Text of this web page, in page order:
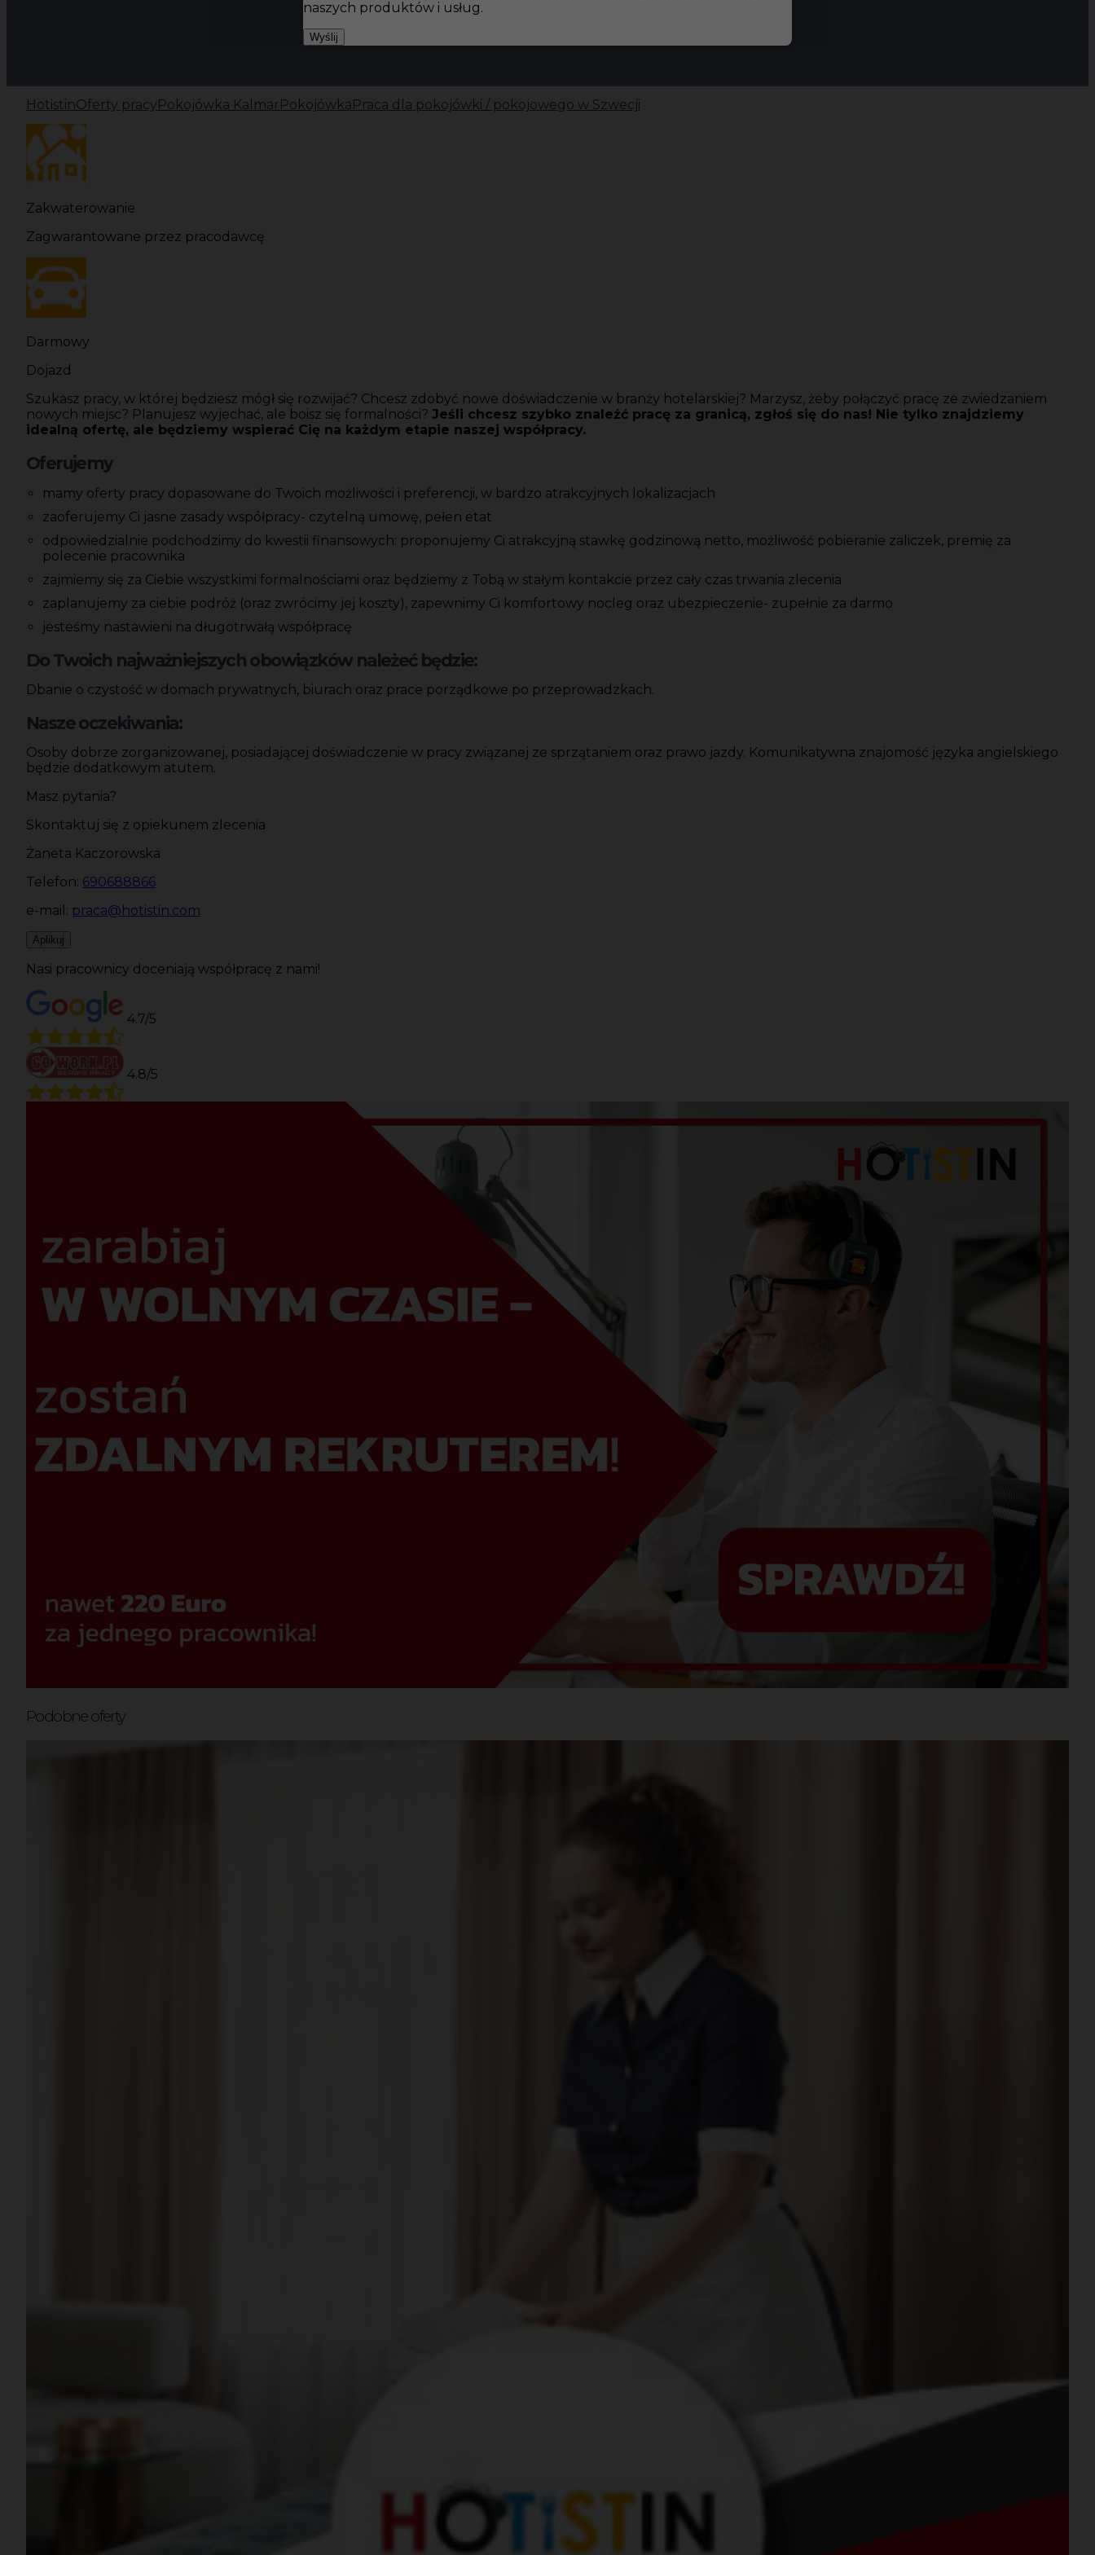
HotistinOferty pracy Pokojówka Kalmar Pokojówka Praca dla pokojówki / pokojowego w Szwecji
Zakwaterowanie
Zagwarantowane przez pracodawcę
Darmowy
Dojazd
Szukasz pracy, w której będziesz mógł się rozwijać? Chcesz zdobyć nowe doświadczenie w branży hotelarskiej? Marzysz, żeby połączyć pracę ze zwiedzaniem
nowych miejsc? Planujesz wyjechać, ale boisz się formalności? Jeśli chcesz szybko znaleźć pracę za granicą, zgłoś się do nas! Nie tylko znajdziemy
idealną ofertę, ale będziemy wspierać Cię na każdym etapie naszej współpracy.
Oferujemy
mamy oferty pracy dopasowane do Twoich możliwości i preferencji, w bardzo atrakcyjnych lokalizacjach
zaoferujemy Ci jasne zasady współpracy- czytelną umowę, pełen etat
odpowiedzialnie podchodzimy do kwestii finansowych: proponujemy Ci atrakcyjną stawkę godzinową netto, możliwość pobieranie zaliczek, premię za
polecenie pracownika
zajmiemy się za Ciebie wszystkimi formalnościami oraz będziemy z Tobą w stałym kontakcie przez cały czas trwania zlecenia
zaplanujemy za ciebie podróż (oraz zwrócimy jej koszty), zapewnimy Ci komfortowy nocleg oraz ubezpieczenie- zupełnie za darmo
jesteśmy nastawieni na długotrwałą współpracę
Do Twoich najważniejszych obowiązków należeć będzie:
Dbanie o czystość w domach prywatnych, biurach oraz prace porządkowe po przeprowadzkach.
Nasze oczekiwania:
Osoby dobrze zorganizowanej, posiadającej doświadczenie w pracy związanej ze sprzątaniem oraz prawo jazdy. Komunikatywna znajomość języka angielskiego
będzie dodatkowym atutem.
Masz pytania?
Skontaktuj się z opiekunem zlecenia
Żaneta Kaczorowska
Telefon: 690688866
e-mail: praca@hotistin.com
Aplikuj
Nasi pracownicy doceniają współpracę z nami!
4.7/5
4.8/5
Podobne oferty
naszych produktów i usług.
Wyślij